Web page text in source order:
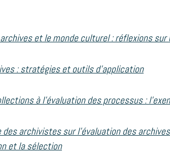
et le monde culturel : réflexions
: stratégies et outils d’application
à l’évaluation des processus :
des archivistes sur l’évaluation des
et la sélection